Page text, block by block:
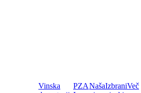
Vinska
PZANašaIzbraniVeč